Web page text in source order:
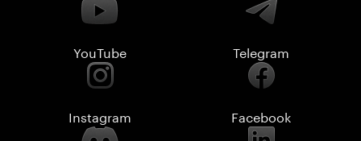
YouTube Telegram
Instagram Facebook